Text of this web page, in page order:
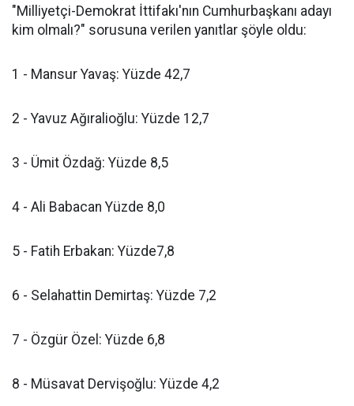
"Milliyetçi-Demokrat İttifakı'nın Cumhurbaşkanı adayı
kim olmalı?" sorusuna verilen yanıtlar şöyle oldu:
1 - Mansur Yavaş: Yüzde 42,7
2 - Yavuz Ağıralioğlu: Yüzde 12,7
3 - Ümit Özdağ: Yüzde 8,5
4 - Ali Babacan Yüzde 8,0
5 - Fatih Erbakan: Yüzde7,8
6 - Selahattin Demirtaş: Yüzde 7,2
7 - Özgür Özel: Yüzde 6,8
8 - Müsavat Dervişoğlu: Yüzde 4,2